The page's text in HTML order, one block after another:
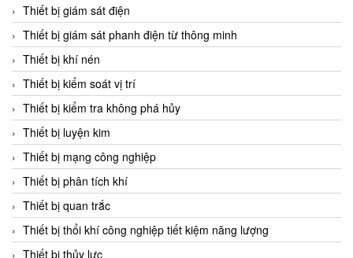
Chromalox
ChuanYi
CIC
Clage
Clake Fololo
Clark Cooper
CMC Ventilazione
Coax Valves Inc
Codel
Cofimco
Coltraco
Thiết bị giám sát điện
Thiết bị giám sát phanh điện từ thông minh
Thiết bị khí nén
Thiết bị kiểm soát vị trí
Thiết bị kiểm tra không phá hủy
Thiết bị luyện kim
Thiết bị mạng công nghiệp
Thiết bị phân tích khí
Thiết bị quan trắc
Thiết bị thổi khí công nghiệp tiết kiệm năng lượng
Thiết bị thủy lực